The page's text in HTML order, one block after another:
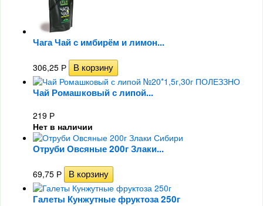
Чага Чай с имбирём и лимон...
306,25 Р
Чай Ромашковый с липой...
219 Р
Нет в наличии
Отруби Овсяные 200г Злаки...
69,75 Р
Галеты Кунжутные фруктоза 250г